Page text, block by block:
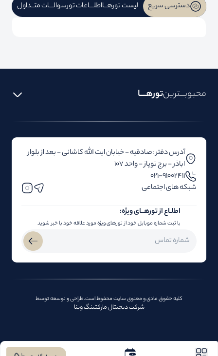
دسترسی سریع لیست تورهــااطلـــاعات تورسوالـــات متــداول
محبوبـــترینتورهــــا
آدرس دفتر :صادقیه - خیابان ایت الله کاشانی - بعد از بلوار‌‌
اباذر - برج توپاز - واحد 107
۰۲۱-91002411
شبکه های اجتماعی
اطلـاع از تور‌هــای ویژه:
با ثبت شماره موبایل خود از تورهای ویژه مورد علاقه خود با خبر شوید
کلیه حقوق مادی و معنوی سایت محفوظ است.طراحی و توسعه توسط
شرکت دیجیتال مارکتینگ وبنا